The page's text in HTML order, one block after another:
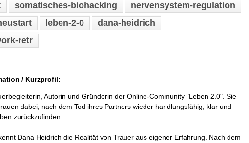
somatisches-biohacking
nervensystem-regulation
leben-2-0
dana-heidrich
retr
/ Kurzprofil:
Autorin und Gründerin der Online-Community "Leben 2.0". Sie
dabei, nach dem Tod ihres Partners wieder handlungsfähig, klar und
zurückzufinden.
Dana Heidrich die Realität von Trauer aus eigener Erfahrung. Nach dem